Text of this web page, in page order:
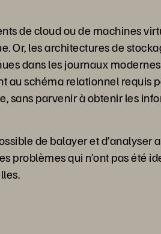
de cloud ou de machines
Or, les architectures de
dans les journaux
au schéma relationnel requis
sans parvenir à obtenir les
de balayer et
problèmes qui n’ont pas été